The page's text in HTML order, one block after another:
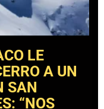
LE
A UN
SAN
“NOS